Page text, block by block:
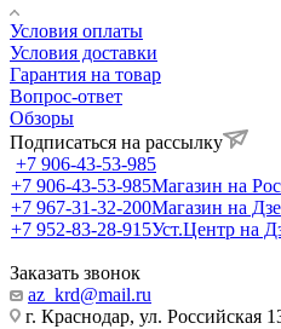
Условия оплаты
Условия доставки
Гарантия на товар
Вопрос-ответ
Обзоры
Подписаться на рассылку
+7 906-43-53-985
+7 906-43-53-985Магазин на
+7 967-31-32-200Магазин на
+7 952-83-28-915Уст.Центр на
Заказать звонок
az_krd@mail.ru
г. Краснодар, ул. Российская